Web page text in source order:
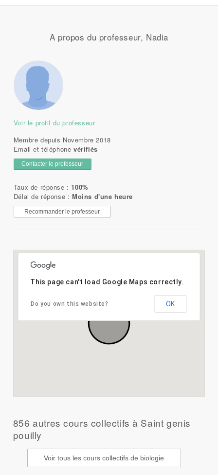
A propos du professeur, Nadia
Voir le profil du professeur
Membre depuis Novembre 2018
Email et téléphone vérifiés
Contacter le professeur
Taux de réponse : 100%
Délai de réponse : Moins d'une heure
Recommander le professeur
This page can't load Google Maps correctly.
Do you own this website? OK
856 autres cours collectifs à Saint genis
pouilly
Voir tous les cours collectifs de biologie